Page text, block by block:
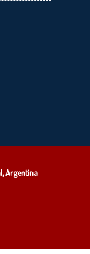
Argentina